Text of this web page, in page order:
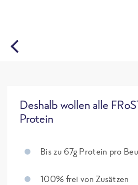
Deshalb wollen alle
Protein
Bis zu 67g Protein pro
100% frei von Zusätzen